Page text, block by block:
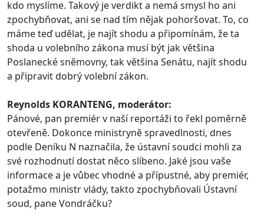
kdo myslíme. Takový je verdikt a nemá smysl ho ani
zpochybňovat, ani se nad tím nějak pohoršovat. To, co
máme teď udělat, je najít shodu a připomínám, že ta
shoda u volebního zákona musí být jak většina
Poslanecké sněmovny, tak většina Senátu, najít shodu
a připravit dobrý volební zákon.
Reynolds KORANTENG, moderátor:
Pánové, pan premiér v naší reportáži to řekl poměrně
otevřeně. Dokonce ministryně spravedlnosti, dnes
podle Deníku N naznačila, že ústavní soudci mohli za
své rozhodnutí dostat něco slíbeno. Jaké jsou vaše
informace a je vůbec vhodné a přípustné, aby premiér,
potažmo ministr vlády, takto zpochybňovali Ústavní
soud, pane Vondráčku?